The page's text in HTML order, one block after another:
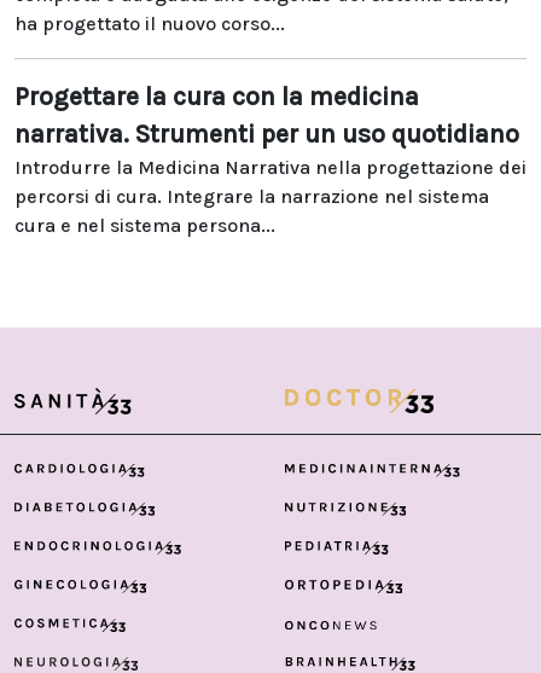
ha progettato il nuovo corso...
Progettare la cura con la medicina
narrativa. Strumenti per un uso quotidiano
Introdurre la Medicina Narrativa nella progettazione dei
percorsi di cura. Integrare la narrazione nel sistema
cura e nel sistema persona...